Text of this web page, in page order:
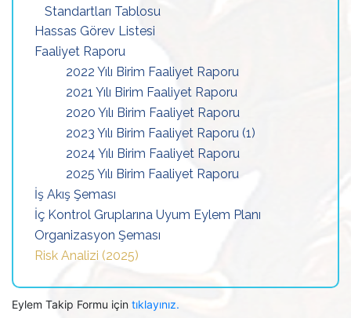
Standartları Tablosu
Hassas Görev Listesi
Faaliyet Raporu
2022 Yılı Birim Faaliyet Raporu
2021 Yılı Birim Faaliyet Raporu
2020 Yılı Birim Faaliyet Raporu
2023 Yılı Birim Faaliyet Raporu (1)
2024 Yılı Birim Faaliyet Raporu
2025 Yılı Birim Faaliyet Raporu
İş Akış Şeması
İç Kontrol Gruplarına Uyum Eylem Planı
Organizasyon Şeması
Risk Analizi (2025)
Eylem Takip Formu için tıklayınız.